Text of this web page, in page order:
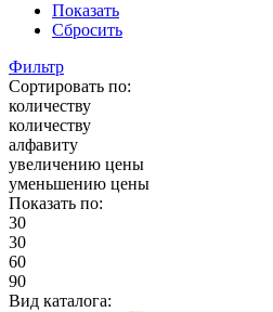
Показать
Сбросить
Фильтр
Сортировать по:
количеству
количеству
алфавиту
увеличению цены
уменьшению цены
Показать по:
30
30
60
90
Вид каталога: